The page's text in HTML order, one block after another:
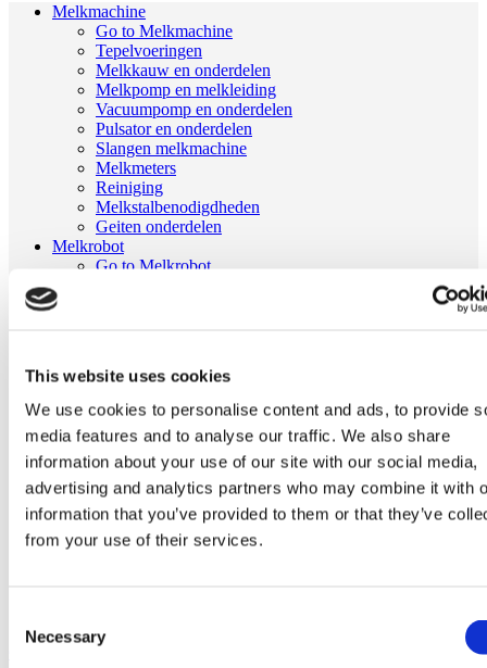
This website uses cookies
We use cookies to personalise content and ads, to provide
media features and to analyse our traffic. We also share
information about your use of our site with our social media,
advertising and analytics partners who may combine it with
information that you’ve provided to them or that they’ve
from your use of their services.
Selection
Necessary
Melkmachine
Go to Melkmachine
Tepelvoeringen
Melkkauw en onderdelen
Melkpomp en melkleiding
Vacuumpomp en onderdelen
Pulsator en onderdelen
Slangen melkmachine
Melkmeters
Reiniging
Melkstalbenodigdheden
Geiten onderdelen
Melkrobot
Go to Melkrobot
Stal benodigdheden
Go to Stal benodigdheden
Koeborstel
Ambic onderdelen
Minimelkers
stalartikelen
Skelex
Home
Ga naar het einde van de afbeeldingen-gallerij